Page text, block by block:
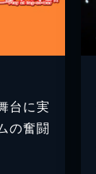
台に実
の奮闘